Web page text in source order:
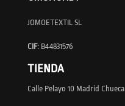
JOMOETEXTIL SL
CIF: B44831576
TIENDA
Calle Pelayo 10 Madrid Chueca